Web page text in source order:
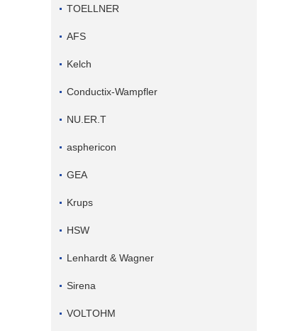
TOELLNER
AFS
Kelch
Conductix-Wampfler
NU.ER.T
asphericon
GEA
Krups
HSW
Lenhardt & Wagner
Sirena
VOLTOHM